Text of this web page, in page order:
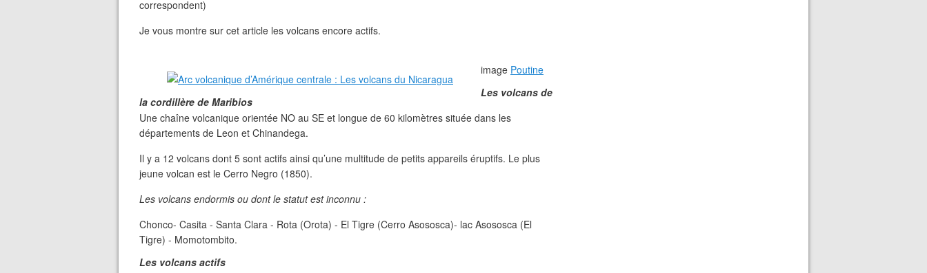
correspondent)
Je vous montre sur cet article les volcans encore actifs.
image Poutine
Les volcans de
la cordillère de Maribios
Une chaîne volcanique orientée NO au SE et longue de 60 kilomètres située dans les
départements de Leon et Chinandega.
Il y a 12 volcans dont 5 sont actifs ainsi qu’une multitude de petits appareils éruptifs. Le plus
jeune volcan est le Cerro Negro (1850).
Les volcans endormis ou dont le statut est inconnu :
Chonco- Casita - Santa Clara - Rota (Orota) - El Tigre (Cerro Asososca)- lac Asososca (El
Tigre) - Momotombito.
Les volcans actifs